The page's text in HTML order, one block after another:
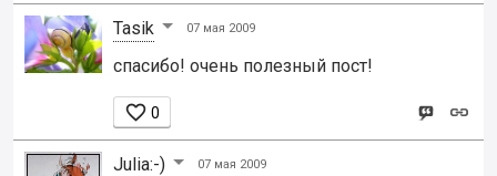
Tasik 07 мая 2009
спасибо! очень полезный пост!
 0
Julia:-) 07 мая 2009